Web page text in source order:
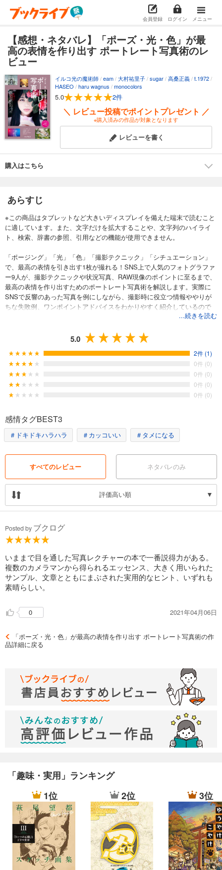
会員登録 ログイン メニュー
【感想・ネタバレ】「ポーズ・光・色」が最
高の表情を作り出す ポートレート写真術のレ
ビュー
イルコ光の魔術師/eam/大村祐里子/sugar/高桑正義/t.1972/
HASEO /haru wagnus /monocolors
5.0 2件
＼ レビュー投稿でポイントプレゼント ／
※購入済みの作品が対象となります
レビューを書く
購入はこちら
あらすじ
※この商品はタブレットなど大きいディスプレイを備えた端末で読むこと
に適しています。また、文字だけを拡大することや、文字列のハイライ
ト、検索、辞書の参照、引用などの機能が使用できません。
「ポージング」「光」「色」「撮影テクニック」「シチュエーション」
で、最高の表情を引き出す1枚が撮れる！SNS上で人気のフォトグラファ
ー9人が、撮影テクニックや状況写真、RAW現像のポイントに至るまで、
最高の表情を作り出すためのポートレート写真術を解説します。実際に
SNSで反響のあった写真を例にしながら、撮影時に役立つ情報ややりが
ちな失敗例、ワンポイントアドバイスをわかりやすく紹介しているので
イメージに合ったポートレート撮影のコツがすぐにわかります。各写真
応え抜群！「目力の強いイメージ」「躍動感のあるイメージ」「透明感
のあるイメージ」「夏の爽やかなイメージ」「レトロな日本のイメー
ジ」「想像力を掻き立てるイメージ」「情景的なイメージ」などなど、
イメージキーワードごとに解説しているので自分の撮りたい作品に合わ
せて調べられます。SNSで「この写真すごい！ どうやって撮ったんだろ
う？」と思ったことはありませんか？本書を読めばその写真の舞台裏が
すべてわかります！あなただけの最高の1枚を生み出しましょう！
...続きを読む
5.0
2件 (1)
0件 (0)
0件 (0)
0件 (0)
0件 (0)
感情タグBEST3
＃ドキドキハラハラ ＃カッコいい ＃タメになる
すべてのレビュー ネタバレのみ
評価高い順
Posted by ブクログ
いままで目を通した写真レクチャーの本で一番説得力がある。
複数のカメラマンから得られるエッセンス、大きく用いられた
サンプル、文章とともにまぶされた実用的なヒント、いずれも
素晴らしい。
0 2021年04月06日
「ポーズ・光・色」が最高の表情を作り出す ポートレート写真術の作
品詳細に戻る
「趣味・実用」ランキング
1位
2位 3位